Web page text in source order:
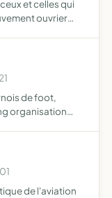
et celles qui
ouvrier
de foot,
organisation
de l'aviation